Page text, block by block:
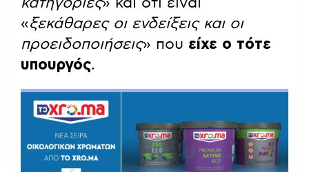
«ξεκάθαρες οι ενδείξεις και οι
προειδοποιήσεις» που είχε ο τότε
υπουργός.